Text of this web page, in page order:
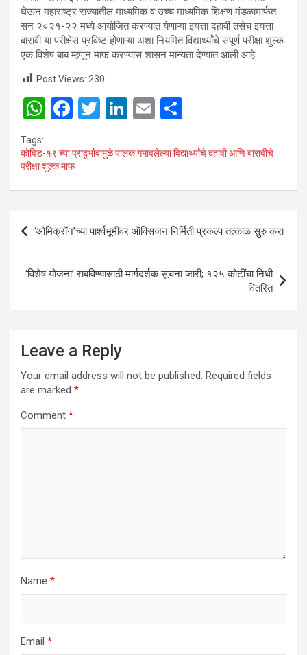
घेऊन महाराष्ट्र राज्यातील माध्यमिक व उच्च माध्यमिक शिक्षण मंडळामार्फत
सन २०२१-२२ मध्ये आयोजित करण्यात येणाऱ्या इयत्ता दहावी तसेच इयत्ता
बारावी या परीक्षेस प्रविष्ट होणाऱ्या अशा नियमित विद्यार्थ्यांचे संपूर्ण परीक्षा शुल्क
एक विशेष बाब म्हणून माफ करण्यास शासन मान्यता देण्यात आली आहे.
Post Views: 230
W
at
s
A
p
F
ce
b
o
k
T
tt
Li
ke
n
E
ail ar
Tags:
कोविड-१९ च्या प्रादुर्भावामुळे पालक गमावलेल्या विद्यार्थ्यांचे दहावी आणि बारावीचे
परीक्षा शुल्क माफ
Post
navigation
‘ओमिक्रॉन’च्या पार्श्वभूमीवर ऑक्सिजन निर्मिती प्रकल्प तत्काळ सुरु करा
‘विशेष योजना’ राबविण्यासाठी मार्गदर्शक सूचना जारी; १२५ कोटींचा निधी
वितरित
Leave a Reply
Your email address will not be published. Required fields
are marked *
Comment *
Name *
Email *